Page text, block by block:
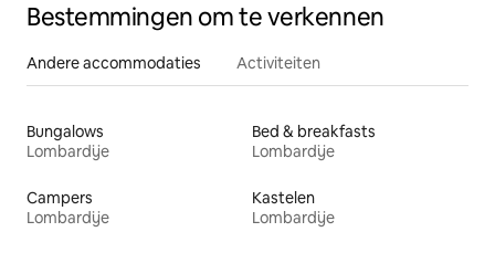
Bestemmingen om te verkennen
Andere accommodaties Activiteiten
Bungalows
Lombardije
Bed & breakfasts
Lombardije
Campers
Lombardije
Kastelen
Lombardije